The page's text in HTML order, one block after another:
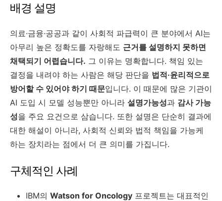
배경 설명
의료·금융·공공과 같이 사회적 파급력이 큰 분야에서 AI는
아무리 높은 정확도를 자랑해도 근거를 설명하지 못하면
채택되기 어렵습니다. 그 이유는 명확합니다. 책임 있는
결정을 내려야 하는 사람은 해당 판단을 법적·윤리적으로
방어할 수 있어야 하기 때문입니다. 이 때문에 많은 기관이
AI 도입 시 모델 성능뿐만 아니라 설명가능성과 감사 가능
성을 주요 요건으로 삼습니다. 또한 설명은 단순히 결과에
대한 해설이 아니라, 사회적 신뢰와 법적 책임을 가능케
하는 장치라는 점에서 더 큰 의미를 가집니다.
구체적인 사례
IBM의 Watson for Oncology 프로젝트는 대표적인